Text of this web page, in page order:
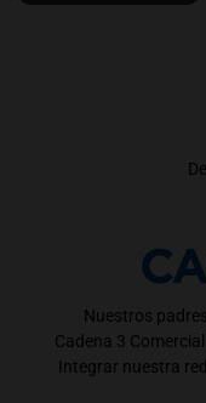
Nuestros
Cadena 3 Comercial
Integrar nuestra red